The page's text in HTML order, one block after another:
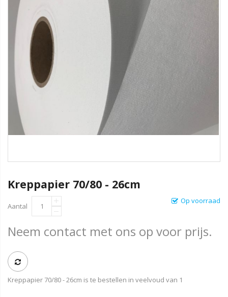
Kreppapier 70/80 - 26cm
Op voorraad
Aantal
Neem contact met ons op voor prijs.
Kreppapier 70/80 - 26cm is te bestellen in veelvoud van 1